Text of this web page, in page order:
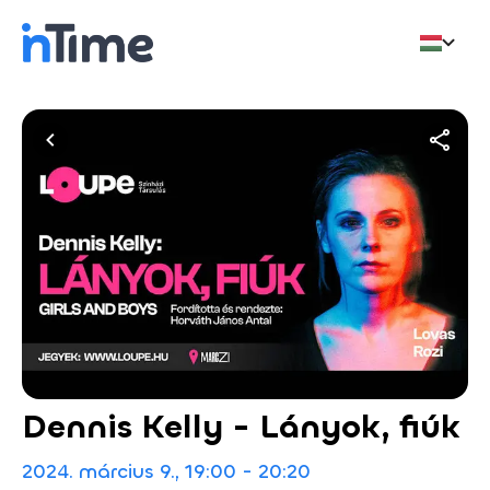
Dennis Kelly - Lányok, fiúk
2024. március 9., 19:00 - 20:20